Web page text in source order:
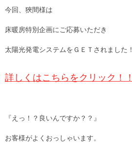
今回、狹間様は
床暖房特別企画にご応募いただき
太陽光発電システムをＧＥＴされました！
詳しくはこちらをクリック！！
『えっ！？良いんですか？？』
お客様がよくおっしゃいます。